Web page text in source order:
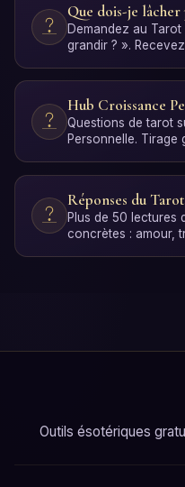
Que dois-je
Demandez au
grandir ? ».
Hub Croissance
Questions de tarot
Personnelle.
Réponses du Tarot
Plus de 50 lectures
concrètes : amour,
Outils ésotériques